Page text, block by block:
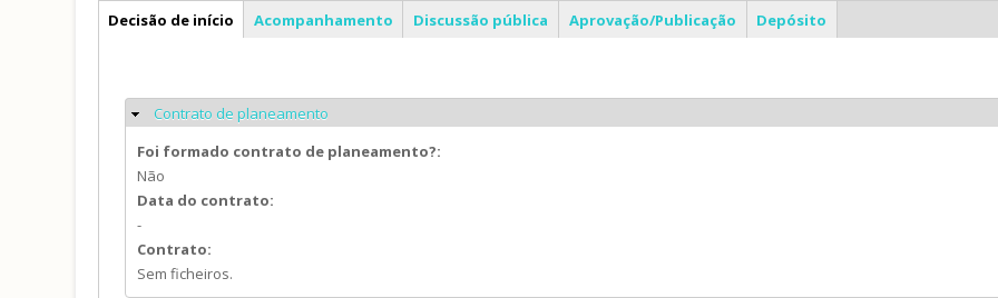
PP
Decisão de início Acompanhamento Discussão pública Aprovação/Publicação Depósito
Ocultar
Contrato de planeamento
Foi formado contrato de planeamento?:
Não
Data do contrato:
-
Contrato:
Sem ficheiros.